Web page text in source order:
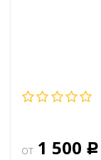
от 1 500 Р